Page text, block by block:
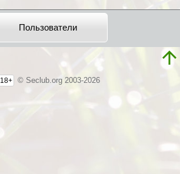
Пользователи
18+ © Seclub.org 2003-2026